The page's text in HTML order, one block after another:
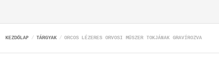
KEZDŐLAP TÁRGYAK ORCOS LÉZERES ORVOSI MŰSZER TOKJÁNAK GRAVÍROZVA